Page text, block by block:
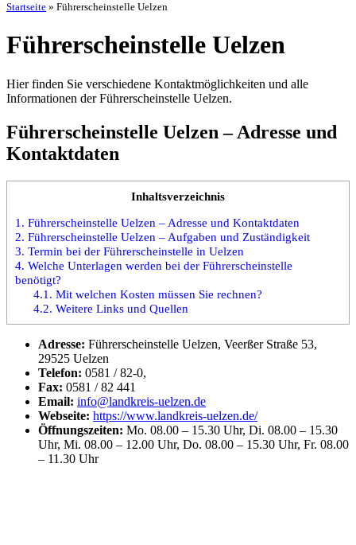
Startseite » Führerscheinstelle Uelzen
Führerscheinstelle Uelzen
Hier finden Sie verschiedene Kontaktmöglichkeiten und alle
Informationen der Führerscheinstelle Uelzen.
Führerscheinstelle Uelzen – Adresse und
Kontaktdaten
Inhaltsverzeichnis
1. Führerscheinstelle Uelzen – Adresse und Kontaktdaten
2. Führerscheinstelle Uelzen – Aufgaben und Zuständigkeit
3. Termin bei der Führerscheinstelle in Uelzen
4. Welche Unterlagen werden bei der Führerscheinstelle
benötigt?
4.1. Mit welchen Kosten müssen Sie rechnen?
4.2. Weitere Links und Quellen
Adresse: Führerscheinstelle Uelzen, Veerßer Straße 53,
29525 Uelzen
Telefon: 0581 / 82-0,
Fax: 0581 / 82 441
Email: info@landkreis-uelzen.de
Webseite: https://www.landkreis-uelzen.de/
Öffnungszeiten: Mo. 08.00 – 15.30 Uhr, Di. 08.00 – 15.30
Uhr, Mi. 08.00 – 12.00 Uhr, Do. 08.00 – 15.30 Uhr, Fr. 08.00
– 11.30 Uhr